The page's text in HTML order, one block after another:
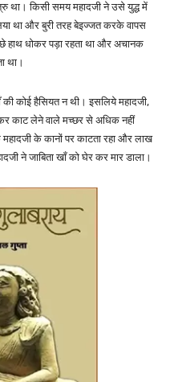
था। किसी समय महादजी ने उसे युद्ध में
था और बुरी तरह बेइज्जत करके वापस
हाथ धोकर पड़ा रहता था और अचानक
था।
कोई हैसियत न थी। इसलिये महादजी,
काट लेने वाले मच्छर से अधिक नहीं
के कानों पर काटता रहा और लाख
ने जाबिता खाँ को घेर कर मार डाला।